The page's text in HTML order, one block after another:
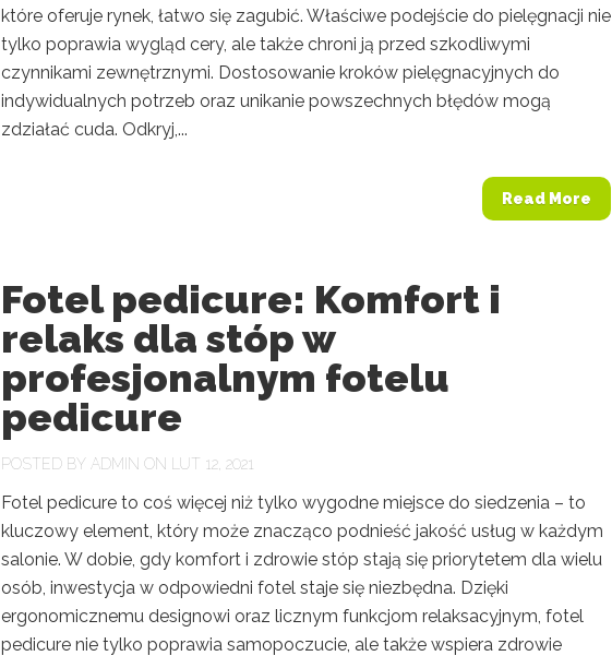
które oferuje rynek, łatwo się zagubić. Właściwe podejście do pielęgnacji nie
tylko poprawia wygląd cery, ale także chroni ją przed szkodliwymi
czynnikami zewnętrznymi. Dostosowanie kroków pielęgnacyjnych do
indywidualnych potrzeb oraz unikanie powszechnych błędów mogą
zdziałać cuda. Odkryj,...
Read More
Fotel pedicure: Komfort i
relaks dla stóp w
profesjonalnym fotelu
pedicure
POSTED BY ADMIN ON LUT 12, 2021
Fotel pedicure to coś więcej niż tylko wygodne miejsce do siedzenia – to
kluczowy element, który może znacząco podnieść jakość usług w każdym
salonie. W dobie, gdy komfort i zdrowie stóp stają się priorytetem dla wielu
osób, inwestycja w odpowiedni fotel staje się niezbędna. Dzięki
ergonomicznemu designowi oraz licznym funkcjom relaksacyjnym, fotel
pedicure nie tylko poprawia samopoczucie, ale także wspiera zdrowie